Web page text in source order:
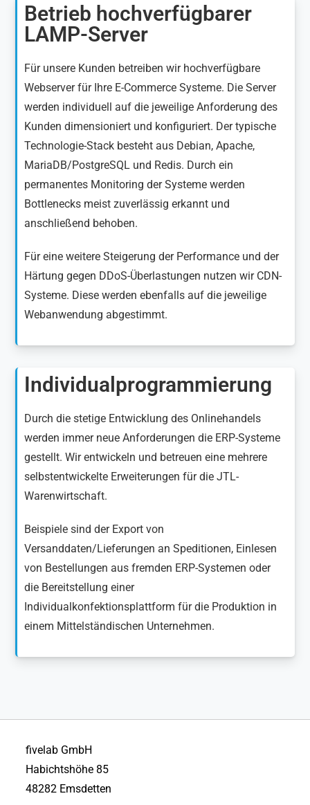
Betrieb hochverfügbarer
LAMP-Server
Für unsere Kunden betreiben wir hochverfügbare
Webserver für Ihre E-Commerce Systeme. Die Server
werden individuell auf die jeweilige Anforderung des
Kunden dimensioniert und konfiguriert. Der typische
Technologie-Stack besteht aus Debian, Apache,
MariaDB/PostgreSQL und Redis. Durch ein
permanentes Monitoring der Systeme werden
Bottlenecks meist zuverlässig erkannt und
anschließend behoben.
Für eine weitere Steigerung der Performance und der
Härtung gegen DDoS-Überlastungen nutzen wir CDN-
Systeme. Diese werden ebenfalls auf die jeweilige
Webanwendung abgestimmt.
Individualprogrammierung
Durch die stetige Entwicklung des Onlinehandels
werden immer neue Anforderungen die ERP-Systeme
gestellt. Wir entwickeln und betreuen eine mehrere
selbstentwickelte Erweiterungen für die JTL-
Warenwirtschaft.
Beispiele sind der Export von
Versanddaten/Lieferungen an Speditionen, Einlesen
von Bestellungen aus fremden ERP-Systemen oder
die Bereitstellung einer
Individualkonfektionsplattform für die Produktion in
einem Mittelständischen Unternehmen.
fivelab GmbH
Habichtshöhe 85
48282 Emsdetten